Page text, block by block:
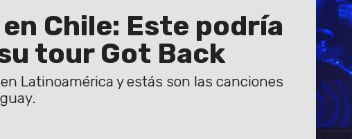
Chile: Este podría
tour Got Back
Latinoamérica y estás son las canciones